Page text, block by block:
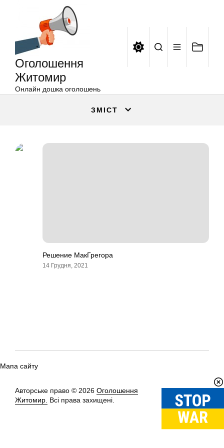
Оголошення
Житомир
Онлайн дошка оголошень
ЗМІСТ
Решение МакГрегора
14 Грудня, 2021
Мапа сайту
Авторське право © 2026 Оголошення
Житомир. Всі права захищені.
Вгору↑